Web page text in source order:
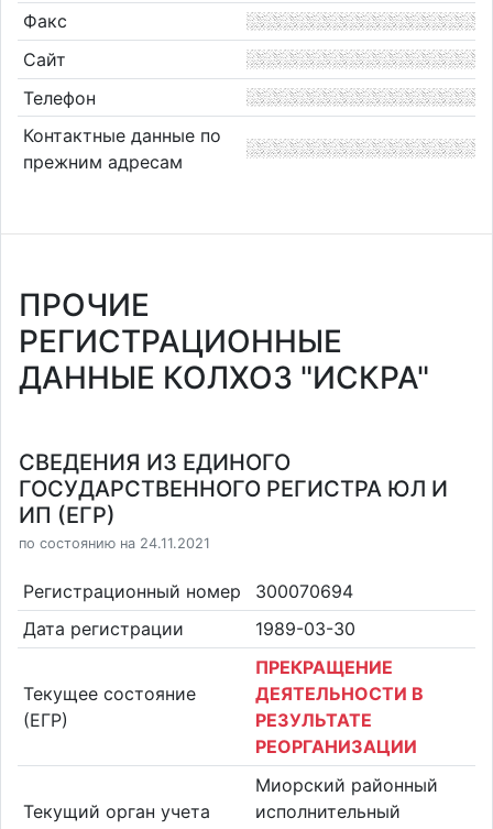
Факс
Сайт
Телефон
Контактные данные по
прежним адресам
ПРОЧИЕ
РЕГИСТРАЦИОННЫЕ
ДАННЫЕ КОЛХОЗ "ИСКРА"
СВЕДЕНИЯ ИЗ ЕДИНОГО
ГОСУДАРСТВЕННОГО РЕГИСТРА ЮЛ И
ИП (ЕГР)
по состоянию на 24.11.2021
Регистрационный номер
300070694
Дата регистрации
1989-03-30
Текущее состояние
(ЕГР)
ПРЕКРАЩЕНИЕ
ДЕЯТЕЛЬНОСТИ В
РЕЗУЛЬТАТЕ
РЕОРГАНИЗАЦИИ
Текущий орган учета
Миорский районный
исполнительный